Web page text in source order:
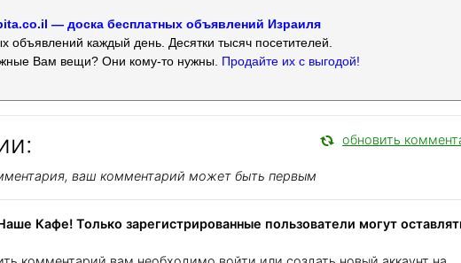
— доска бесплатных объявлений Израиля
объявлений каждый день. Десятки тысяч посетителей.
Вам вещи? Они кому-то нужны. Продайте их с выгодой!
обновить
ваш комментарий может быть первым
Кафе! Только зарегистрированные пользователи могут